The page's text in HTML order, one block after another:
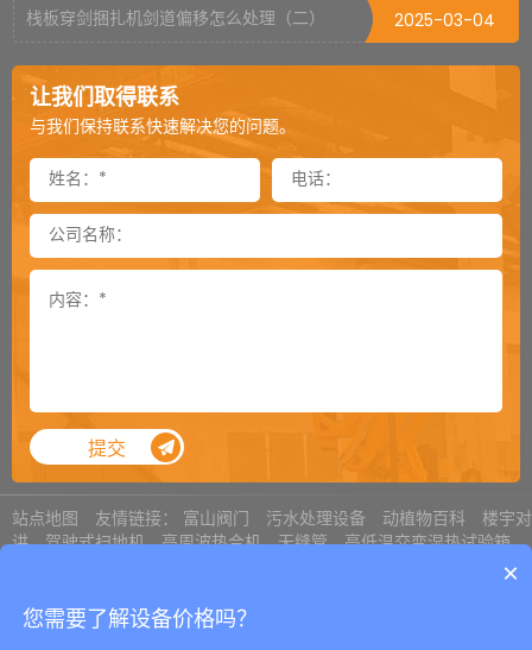
栈板穿剑捆扎机剑道偏移怎么处理（二）
2025-03-04
栈板穿剑捆扎机剑道偏移怎么处理（一）
2025-03-03
封箱机可以倒过来当开箱机用吗
封箱机侧帖可以加到多长
卸垛机是一款特殊的机器吗
2024-11-25
通过式覆顶膜机选购须知
2024-11-18
内抽真空机对于袋子尺寸的要求
2024-11-04
真空包装机有异响如何解决
选购立柜式真空机需要确认哪些参数
2024-10-22
打包机如何实现通讯
让我们取得联系
与我们保持联系快速解决您的问题。
提交
站点地图 友情链接： 富山阀门 污水处理设备 动植物百科
楼宇对
讲
驾驶式扫地机 高周波热合机 无缝管
高低温交变湿热试验箱
Copyright © 2008-2023 青岛艾讯包装设备有限公司
19044937号
×
您需要了解设备价格吗？